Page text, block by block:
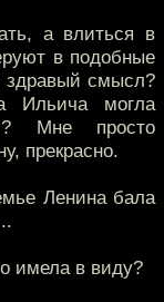
а влиться в
в подобные
смысл?
Ильича могла
Мне просто
прекрасно.
Ленина бала
имела в виду?